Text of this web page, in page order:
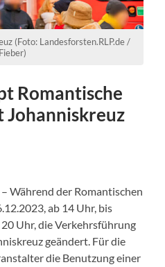
(Foto: Landesforsten.RLP.de /
Romantische
Während der Romantischen
ab 14 Uhr, bis
Uhr, die Verkehrsführung
geändert. Für die
die Benutzung einer